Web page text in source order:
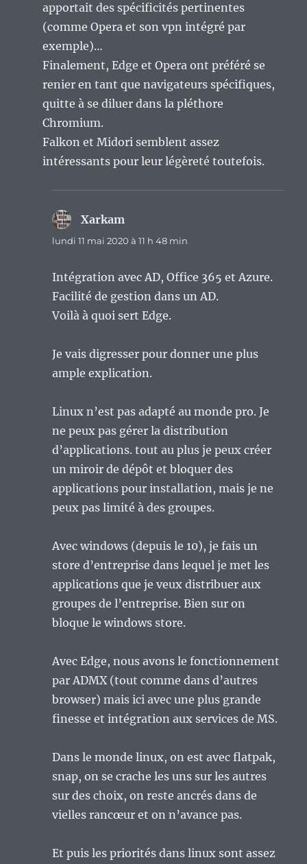
apportait des spécificités pertinentes
(comme Opera et son vpn intégré par
exemple)…
Finalement, Edge et Opera ont préféré se
renier en tant que navigateurs spécifiques,
quitte à se diluer dans la pléthore
Chromium.
Falkon et Midori semblent assez
intéressants pour leur légèreté toutefois.
Xarkam
lundi 11 mai 2020 à 11 h 48 min
Intégration avec AD, Office 365 et Azure.
Facilité de gestion dans un AD.
Voilà à quoi sert Edge.
Je vais digresser pour donner une plus
ample explication.
Linux n’est pas adapté au monde pro. Je
ne peux pas gérer la distribution
d’applications. tout au plus je peux créer
un miroir de dépôt et bloquer des
applications pour installation, mais je ne
peux pas limité à des groupes.
Avec windows (depuis le 10), je fais un
store d’entreprise dans lequel je met les
applications que je veux distribuer aux
groupes de l’entreprise. Bien sur on
bloque le windows store.
Avec Edge, nous avons le fonctionnement
par ADMX (tout comme dans d’autres
browser) mais ici avec une plus grande
finesse et intégration aux services de MS.
Dans le monde linux, on est avec flatpak,
snap, on se crache les uns sur les autres
sur des choix, on reste ancrés dans de
vielles rancœur et on n’avance pas.
Et puis les priorités dans linux sont assez